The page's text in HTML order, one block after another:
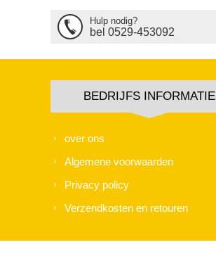
Hulp nodig?
bel 0529-453092
BEDRIJFS INFORMATIE
over ons
Algemene voorwaarden
Privacy policy
Verzendkosten en retouren